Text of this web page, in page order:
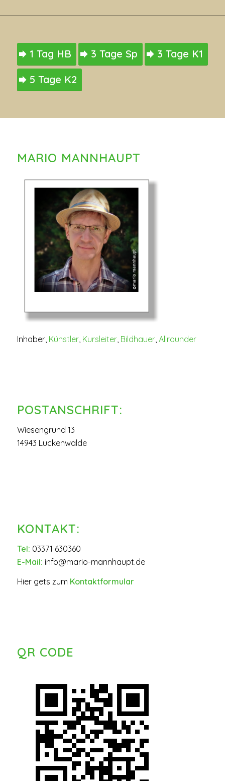
1 Tag HB 3 Tage Sp 3 Tage K1
5 Tage K2
MARIO MANNHAUPT
Inhaber, Künstler, Kursleiter, Bildhauer, Allrounder
POSTANSCHRIFT:
Wiesengrund 13
14943 Luckenwalde
KONTAKT:
Tel: 03371 630360
E-Mail: info@mario-mannhaupt.de
Hier gets zum Kontaktformular
QR CODE